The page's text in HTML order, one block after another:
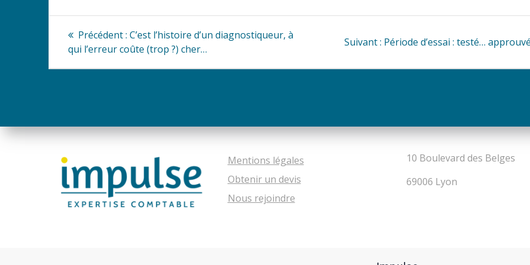
Navigation
de
Précédent : Article
précédent
C’est l’histoire d’un diagnostiqueur, à
qui l’erreur coûte (trop ?) cher…
Suivant : Article
:
Période d’essai : testé…
Mentions légales
Obtenir un devis
Nous rejoindre
10 Boulevard des Belges
69006 Lyon